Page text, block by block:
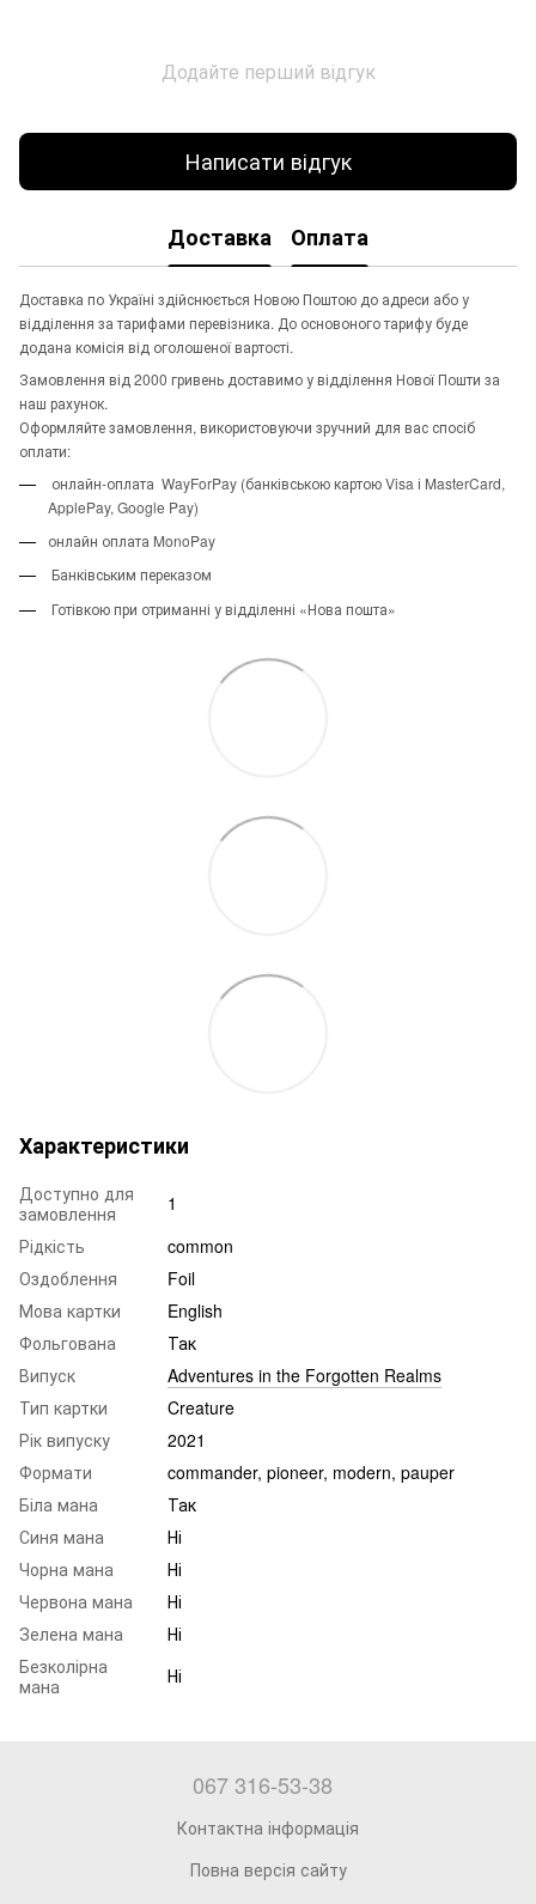
Додайте перший відгук
Написати відгук
Доставка Оплата
Доставка по Україні здійснюється Новою Поштою до адреси або у
відділення за тарифами перевізника. До основоного тарифу буде
додана комісія від оголошеної вартості.
Замовлення від 2000 гривень доставимо у відділення Нової Пошти за
наш рахунок.
Оформляйте замовлення, використовуючи зручний для вас спосіб
оплати:
онлайн-оплата WayForPay (банківською картою Visa і MasterCard,
ApplePay, Google Pay)
онлайн оплата MonoPay
Банківським переказом
Готівкою при отриманні у відділенні «Нова пошта»
Характеристики
Доступно для
замовлення
1
Рідкість
common
Оздоблення
Foil
Мова картки
English
Фольгована
Так
Випуск
Adventures in the Forgotten Realms
Тип картки
Creature
Рік випуску
2021
Формати
commander, pioneer, modern, pauper
Біла мана
Так
Синя мана
Ні
Чорна мана
Ні
Червона мана
Ні
Зелена мана
Ні
Безколірна
мана
Ні
067 316-53-38
Контактна інформація
Повна версія сайту